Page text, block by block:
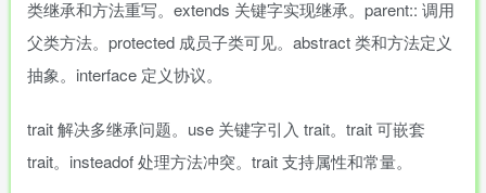
类继承和方法重写。extends 关键字实现继承。parent:: 调用
父类方法。protected 成员子类可见。abstract 类和方法定义
抽象。interface 定义协议。
trait 解决多继承问题。use 关键字引入 trait。trait 可嵌套
trait。insteadof 处理方法冲突。trait 支持属性和常量。